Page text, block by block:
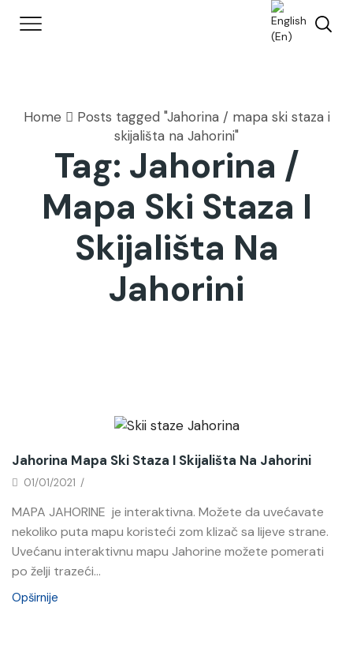
Home
Posts tagged "Jahorina / mapa ski staza i
skijališta na Jahorini"
Tag: Jahorina /
Mapa Ski Staza I
Skijališta Na
Jahorini
Jahorina Mapa Ski Staza I Skijališta Na Jahorini
01/01/2021 /
MAPA JAHORINE je interaktivna. Možete da uvećavate
nekoliko puta mapu koristeći zom klizač sa lijeve strane.
Uvećanu interaktivnu mapu Jahorine možete pomerati
po želji trazeći...
Opširnije